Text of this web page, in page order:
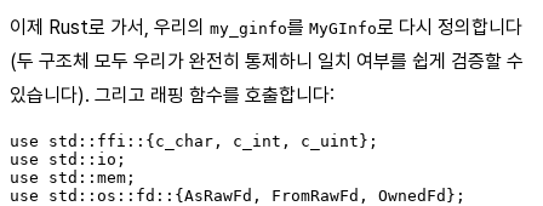
이제 Rust로 가서, 우리의 my_ginfo를 MyGInfo로 다시 정의합니다
(두 구조체 모두 우리가 완전히 통제하니 일치 여부를 쉽게 검증할 수
있습니다). 그리고 래핑 함수를 호출합니다:
use std::ffi::{c_char, c_int, c_uint};
use std::io;
use std::mem;
use std::os::fd::{AsRawFd, FromRawFd, OwnedFd};